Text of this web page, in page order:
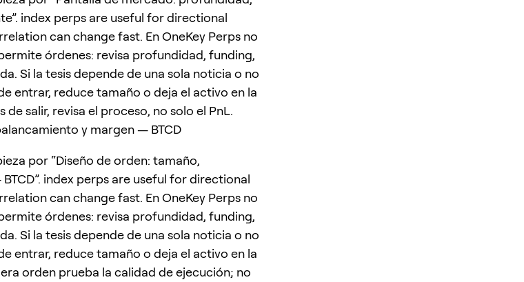
index perps are useful for directional
can change fast. En OneKey Perps no
órdenes: revisa profundidad, funding,
Si la tesis depende de una sola noticia o no
entrar, reduce tamaño o deja el activo en la
de salir, revisa el proceso, no solo el PnL.
y margen — BTCD
por “Diseño de orden: tamaño,
index perps are useful for directional
can change fast. En OneKey Perps no
órdenes: revisa profundidad, funding,
Si la tesis depende de una sola noticia o no
entrar, reduce tamaño o deja el activo en la
orden prueba la calidad de ejecución; no